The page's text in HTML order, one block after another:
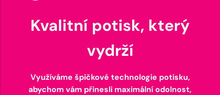
Kvalitní potisk, který
vydrží
Využíváme špičkové technologie potisku,
abychom vám přinesli maximální odolnost,